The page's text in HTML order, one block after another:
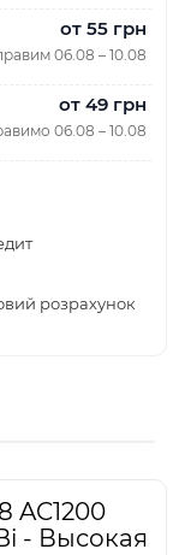
от 55 грн
06.08 – 10.08
от 49 грн
06.08 – 10.08
розрахунок
AC1200
- Высокая